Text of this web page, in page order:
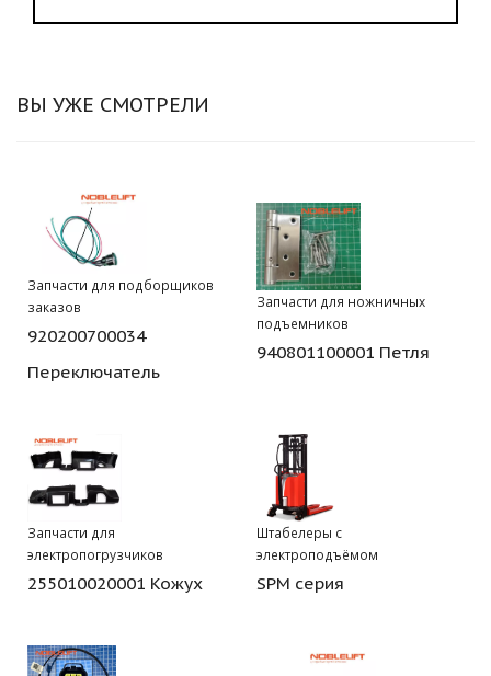
ВЫ УЖЕ СМОТРЕЛИ
Запчасти для подборщиков
заказов
920200700034
Переключатель
Запчасти для ножничных
подъемников
940801100001 Петля
Запчасти для
электропогрузчиков
255010020001 Кожух
Штабелеры с
электроподъёмом
SPM серия